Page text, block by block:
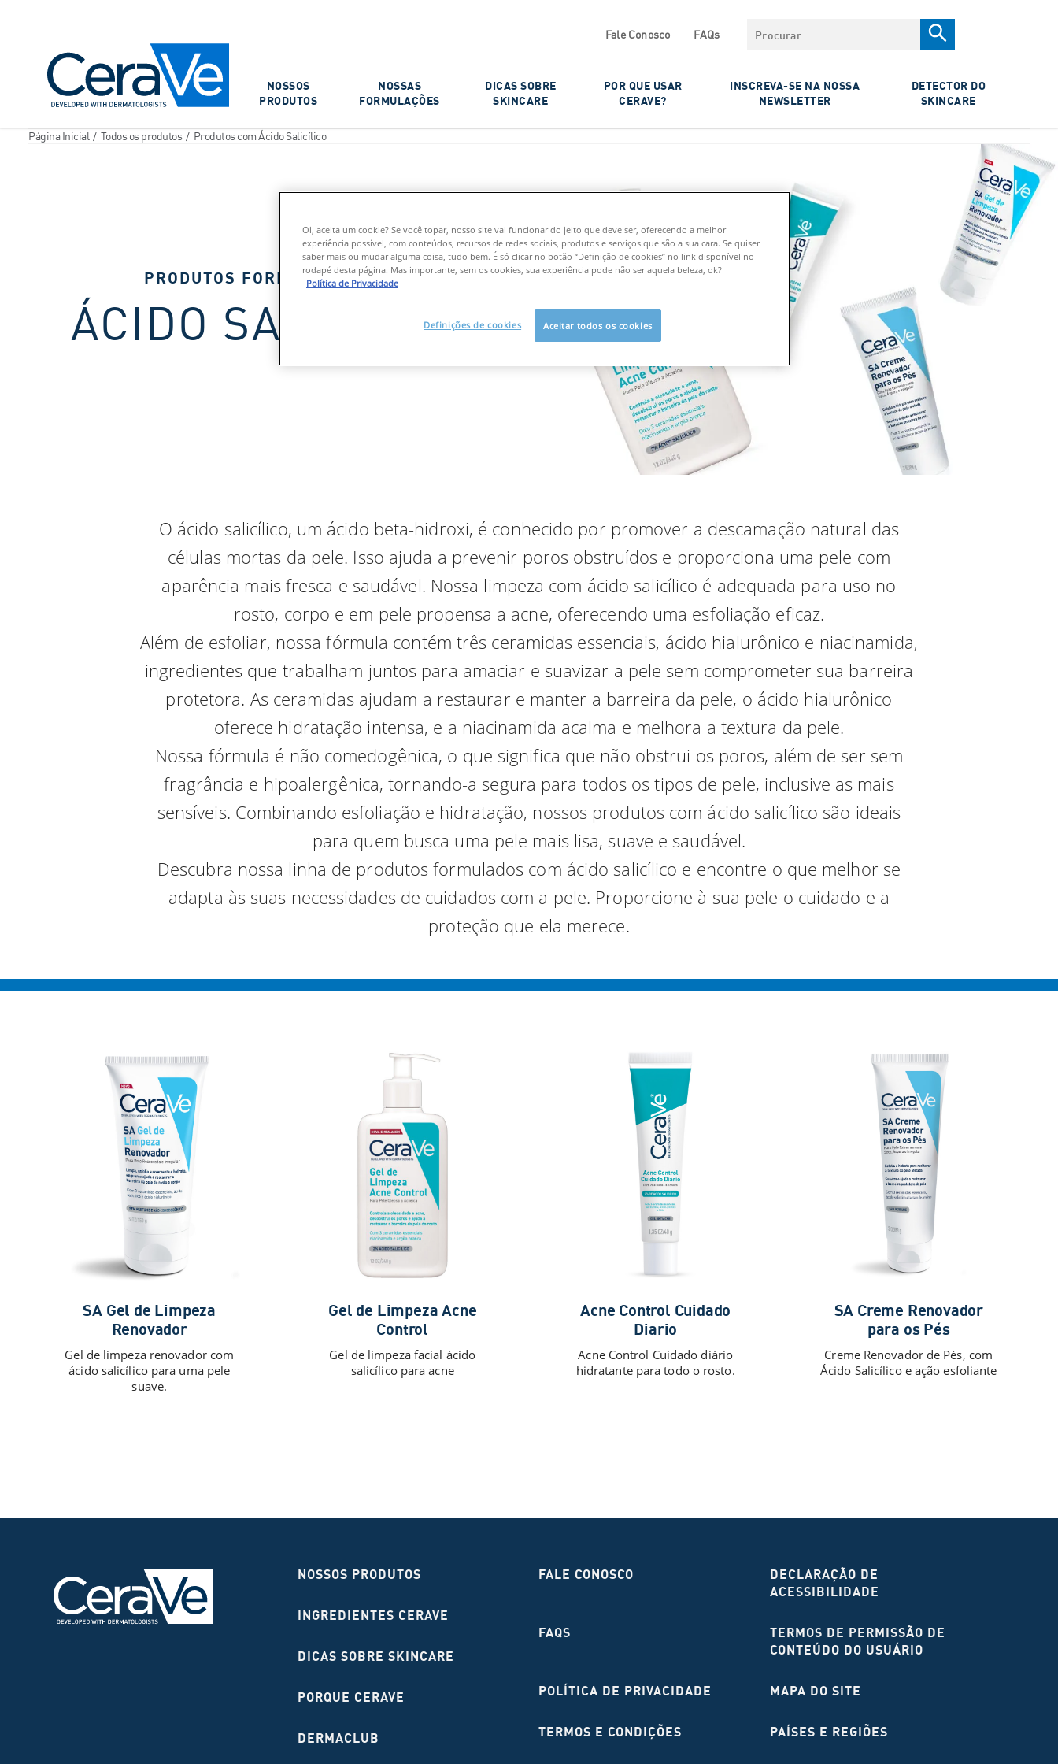
Fale Conosco FAQs Procurar
NOSSOS
PRODUTOS
NOSSAS
FORMULAÇÕES​
DICAS SOBRE
SKINCARE
POR QUE USAR
CERAVE?​
INSCREVA-SE NA NOSSA
NEWSLETTER
DETECTOR DO
SKINCARE
Página Inicial / Todos os produtos / Produtos com Ácido Salicílico
PRODUTOS FORMULADOS COM
ÁCIDO SALICÍLICO
O ácido salicílico, um ácido beta-hidroxi, é conhecido por promover a descamação natural das
células mortas da pele. Isso ajuda a prevenir poros obstruídos e proporciona uma pele com
aparência mais fresca e saudável. Nossa limpeza com ácido salicílico é adequada para uso no
rosto, corpo e em pele propensa a acne, oferecendo uma esfoliação eficaz.
Além de esfoliar, nossa fórmula contém três ceramidas essenciais, ácido hialurônico e niacinamida,
ingredientes que trabalham juntos para amaciar e suavizar a pele sem comprometer sua barreira
protetora. As ceramidas ajudam a restaurar e manter a barreira da pele, o ácido hialurônico
oferece hidratação intensa, e a niacinamida acalma e melhora a textura da pele.
Nossa fórmula é não comedogênica, o que significa que não obstrui os poros, além de ser sem
fragrância e hipoalergênica, tornando-a segura para todos os tipos de pele, inclusive as mais
sensíveis. Combinando esfoliação e hidratação, nossos produtos com ácido salicílico são ideais
para quem busca uma pele mais lisa, suave e saudável.
Descubra nossa linha de produtos formulados com ácido salicílico e encontre o que melhor se
adapta às suas necessidades de cuidados com a pele. Proporcione à sua pele o cuidado e a
proteção que ela merece.
SA Gel de Limpeza
Renovador
Gel de limpeza renovador com
ácido salicílico para uma pele
suave.
Gel de Limpeza Acne
Control
Gel de limpeza facial ácido
salicílico para acne
Acne Control Cuidado
Diario
Acne Control Cuidado diário
hidratante para todo o rosto.
SA Creme Renovador
para os Pés
Creme Renovador de Pés, com
Ácido Salicílico e ação esfoliante
NOSSOS PRODUTOS
INGREDIENTES CERAVE
DICAS SOBRE SKINCARE
PORQUE CERAVE
DERMACLUB
FALE CONOSCO
DECLARAÇÃO DE
ACESSIBILIDADE
FAQS
TERMOS DE PERMISSÃO DE
CONTEÚDO DO USUÁRIO
POLÍTICA DE PRIVACIDADE MAPA DO SITE
TERMOS E CONDIÇÕES PAÍSES E REGIÕES
Oi, aceita um cookie? Se você topar, nosso site vai funcionar do jeito que deve ser, oferecendo a melhor
experiência possível, com conteúdos, recursos de redes sociais, produtos e serviços que são a sua cara. Se quiser
saber mais ou mudar alguma coisa, tudo bem. É só clicar no botão “Definição de cookies” no link disponível no
rodapé desta página. Mas importante, sem os cookies, sua experiência pode não ser aquela beleza, ok?
Política de Privacidade
Definições de cookies Aceitar todos os cookies